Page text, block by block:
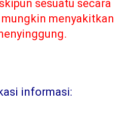
sesuatu secara
menyakitkan
informasi: